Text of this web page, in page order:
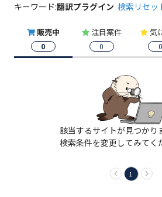
キーワード:翻訳プラグイン 検索リセッ
販売中
0
注目案件
0
気
0
該当するサイトが見つかり
検索条件を変更してみてく
1